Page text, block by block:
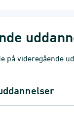
på videregående